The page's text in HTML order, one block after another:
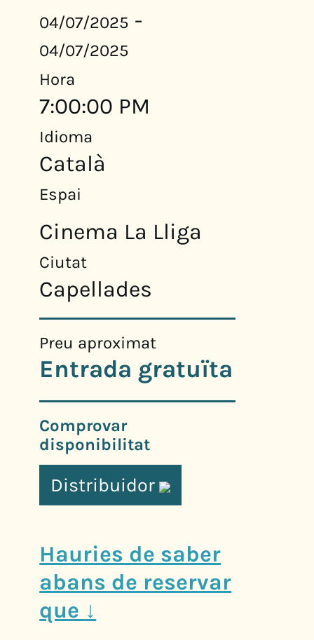
04/07/2025 -
04/07/2025
Hora
7:00:00 PM
Idioma
Català
Espai
Cinema La Lliga
Ciutat
Capellades
Preu aproximat
Entrada gratuïta
Comprovar
disponibilitat
Distribuidor
Hauries de saber
abans de reservar
que ↓